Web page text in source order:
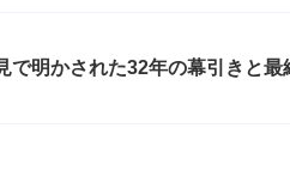
で明かされた32年の幕引きと最